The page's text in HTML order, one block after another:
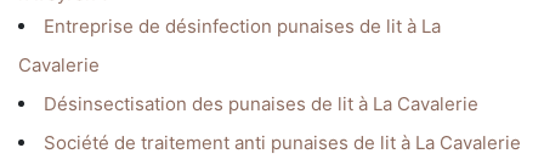
Entreprise de désinfection punaises de lit à La
Cavalerie
Désinsectisation des punaises de lit à La Cavalerie
Société de traitement anti punaises de lit à La Cavalerie